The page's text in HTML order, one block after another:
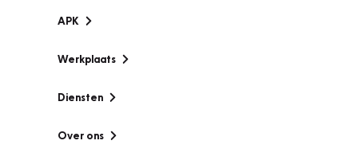
APK
Werkplaats
Diensten
Over ons